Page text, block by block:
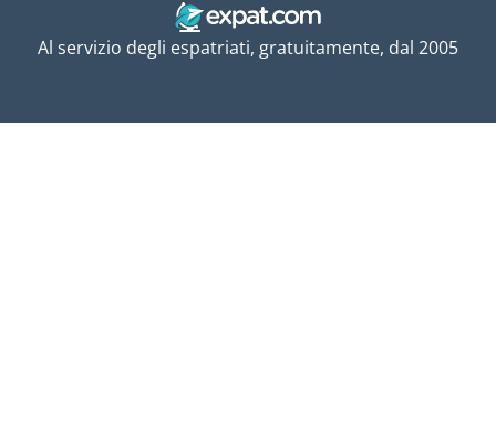
Al servizio degli espatriati, gratuitamente, dal 2005